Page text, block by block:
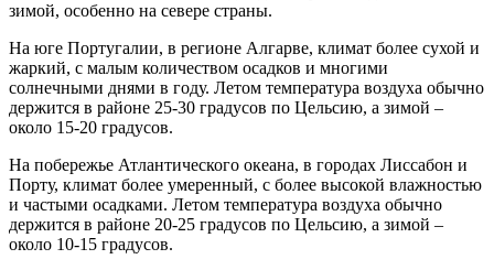
зимой, особенно на севере страны.
На юге Португалии, в регионе Алгарве, климат более сухой и
жаркий, с малым количеством осадков и многими
солнечными днями в году. Летом температура воздуха обычно
держится в районе 25-30 градусов по Цельсию, а зимой –
около 15-20 градусов.
На побережье Атлантического океана, в городах Лиссабон и
Порту, климат более умеренный, с более высокой влажностью
и частыми осадками. Летом температура воздуха обычно
держится в районе 20-25 градусов по Цельсию, а зимой –
около 10-15 градусов.